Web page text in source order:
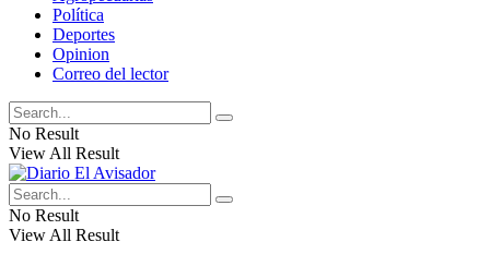
Política
Deportes
Opinion
Correo del lector
No Result
View All Result
No Result
View All Result